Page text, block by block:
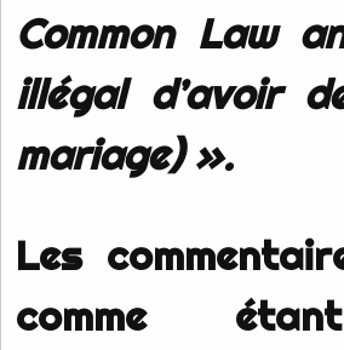
Common Law
illégal d’avoir
mariage) ».
Les
comme